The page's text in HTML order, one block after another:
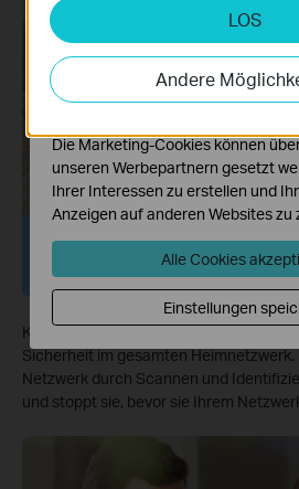
Konfigurieren Sie einfach Ihr Gateway
Sicherheit im gesamten
Netzwerk durch Scannen und
und stoppt sie, bevor sie Ihrem
LOS
Andere
Analyse- und Marketing-Cookies
Analyse-Cookies ermöglichen es
auf unserer Website zu analysieren,
Funktionsweise unserer Website zu
Die Marketing-Cookies können
unseren Werbepartnern gesetzt
Ihrer Interessen zu erstellen und
Anzeigen auf anderen Websites zu
Alle Cookies
Einstellungen